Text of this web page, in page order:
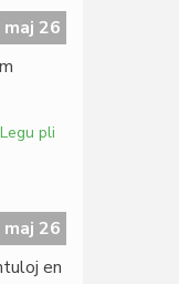
(2377)
omaĝas
26
Legu pli
de
Civila
Esperanta
26
en